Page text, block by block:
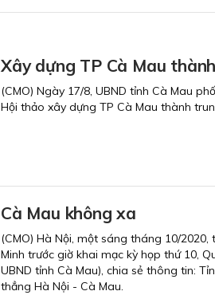
Xây dựng TP Cà Mau
(CMO) Ngày 17/8, UBND tỉnh Cà Mau
Hội thảo xây dựng TP Cà Mau thành
Cà Mau không xa
(CMO) Hà Nội, một sáng tháng 10/
Minh trước giờ khai mạc kỳ họp thứ 10,
UBND tỉnh Cà Mau), chia sẻ thông tin:
thẳng Hà Nội - Cà Mau.